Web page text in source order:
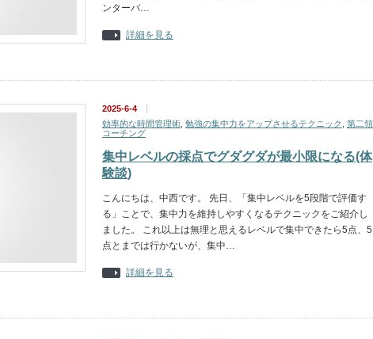
ンターバ…
詳細を見る
2025-6-4
効率的な時間管理術 勉強の集中力をアップさせるテクニック
第二
コーチング
集中レベルの採点でグダグダが最小限になる(体
験談)
こんにちは、中西です。 先日、「集中レベルを5段階で評価す
る」ことで、集中力を維持しやすくなるテクニックをご紹介し
ました。 これ以上は無理と思えるレベルで集中できたら5点、5
点とまでは行かないが、集中…
詳細を見る